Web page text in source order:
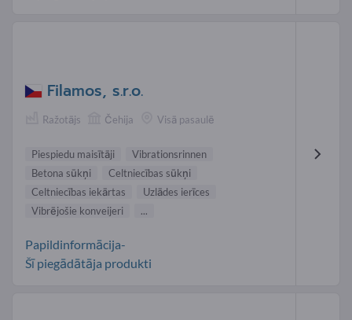
Filamos, s.r.o.
Ražotājs Čehija Visā pasaulē
Piespiedu maisītāji
Vibrationsrinnen
Betona sūkņi
Celtniecības sūkņi
Celtniecības iekārtas
Uzlādes ierīces
Vibrējošie konveijeri
...
Papildinformācija-
Šī piegādātāja produkti